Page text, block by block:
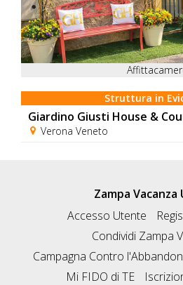
Struttura in
Giardino Giusti House &
Verona Veneto
Zampa
Accesso Utente
Condividi Zampa
Campagna Contro
Mi FIDO di TE